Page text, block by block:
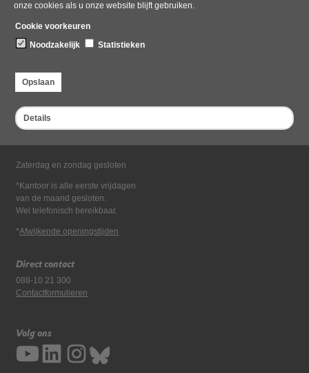
onze cookies als u onze website blijft gebruiken.
Cookie voorkeuren
Noodzakelijk
Statistieken
Opslaan
Details
Bezoekadres
Postadres
Postbus 2095, 1620 EB Hoorn
Openingstijden kantoor
Maandag tot en met vrijdag*
Zaterdag en zondag gesloten
*Kantoor is alle eerste vrijdagen
van de maand gesloten.
Wel telefonisch bereikbaar.
*Afwijkende openingstijden
Direct contact
088-10 21 300
Contactformulieren
Volg ons